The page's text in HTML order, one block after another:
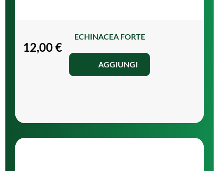
ECHINACEA FORTE
12,00€
AGGIUNGI